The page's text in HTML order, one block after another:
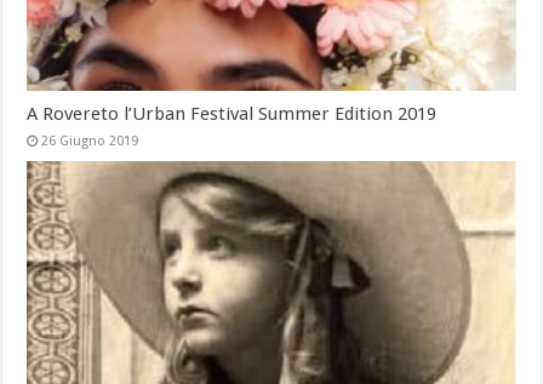
A Rovereto l’Urban Festival Summer Edition 2019
26 Giugno 2019